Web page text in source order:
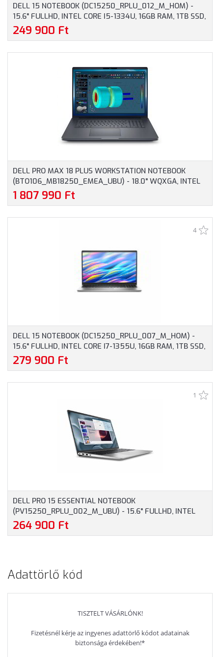
DELL 15 NOTEBOOK (DC15250_RPLU_012_M_HOM) -
15.6" FULLHD, INTEL CORE I5-1334U, 16GB RAM, 1TB SSD,
MAGYAR BILLENTYŰZET, WINDOWS 11 HOME, 3 ÉV
GARANCIA, EZÜST SZÍNBEN
249 900 Ft
DELL PRO MAX 18 PLUS WORKSTATION NOTEBOOK
(BTO106_MB18250_EMEA_UBU) - 18.0" WQXGA, INTEL
CORE ULTRA 9-285HX, 32GB RAM, 1TB SSD, NVIDIA RTX
PRO 3000 BLACKWELL 12GB, MAGYAR BILLENTYŰZET,
1 807 990 Ft
4
DELL 15 NOTEBOOK (DC15250_RPLU_007_M_HOM) -
15.6" FULLHD, INTEL CORE I7-1355U, 16GB RAM, 1TB SSD,
MAGYAR BILLENTYŰZET, WINDOWS 11 HOME, 3 ÉV
GARANCIA, EZÜST SZÍNBEN
279 900 Ft
1
DELL PRO 15 ESSENTIAL NOTEBOOK
(PV15250_RPLU_002_M_UBU) - 15.6" FULLHD, INTEL
CORE I7-1355U, 16GB RAM, 512GB SSD, MAGYAR
BILLENTYŰZET, OPERÁCIÓS RENDSZER NÉLKÜL, 3 ÉV
264 900 Ft
Adattörlő kód
TISZTELT VÁSÁRLÓNK!
Fizetésnél kérje az ingyenes adattörlő kódot adatainak
biztonsága érdekében!*